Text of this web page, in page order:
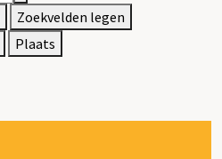
Zoekvelden legen
Plaats